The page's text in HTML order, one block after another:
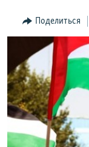
навигации
Вернутся
МИГРАНТ МЕДИА
Поделиться